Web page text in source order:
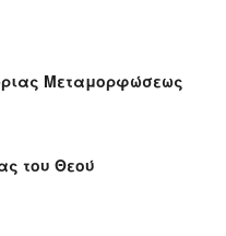
Μεταμορφώσεως
του Θεού